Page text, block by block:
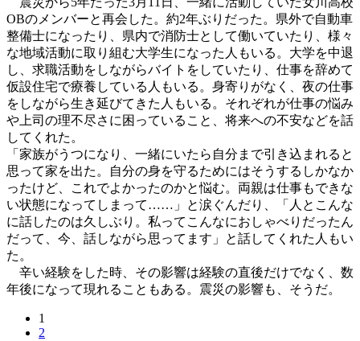
OBのメンバーと再会した。約2年ぶりだった。県外で自動車
整備士になったり、県内で消防士として働いていたり、様々
な地域活動に取り組む大学生になった人もいる。大学を中退
し、求職活動をしながらバイトをしていたり、仕事を辞めて
仮設住宅で療養している人もいる。身寄りがなく、夜の仕事
をしながら生き延びてきた人もいる。それぞれが仕事の悩み
や上司の理不尽さに困っていること、将来への不安などを話
してくれた。
「家族がうつになり、一緒にいたら自分まで引き込まれると
思って家を出た。自分の身を守るためにはそうするしかなか
ったけど、これでよかったのかと悩む。両親は仕事もできな
い状態になってしまって……」と涙ぐんだり、「人とこんな
に話したのは久しぶり。私ってこんなにおしゃべりだったん
だって、今、話しながら思ってます」と話してくれた人もい
た。
辛い経験をした時、その影響は経験の直後だけでなく、数
年後になって現れることもある。震災の影響も、そうだ。
1
2